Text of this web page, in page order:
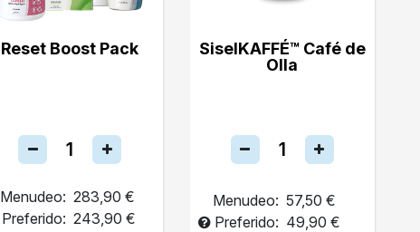
Reset Boost Pack
Menudeo: 283,90 €
Preferido: 243,90 €
SiselKAFFÉ™ Café de
Olla
Menudeo: 57,50 €
Preferido: 49,90 €